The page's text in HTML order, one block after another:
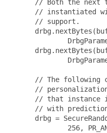
// Both the next
// instantiated
// support.
// The following
//
// that instance
// with
drbg =
256,